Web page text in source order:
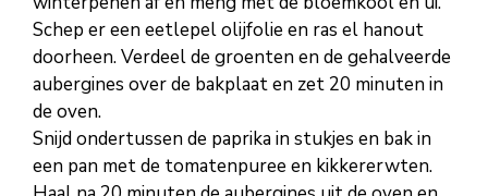
Schep er een eetlepel olijfolie en ras el hanout
doorheen. Verdeel de groenten en de gehalveerde
aubergines over de bakplaat en zet 20 minuten in
de oven.
Snijd ondertussen de paprika in stukjes en bak in
een pan met de tomatenpuree en kikkererwten.